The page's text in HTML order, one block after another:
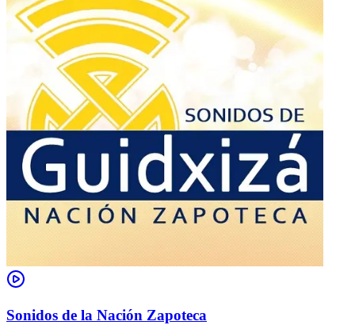
Sonidos de la Nación Zapoteca